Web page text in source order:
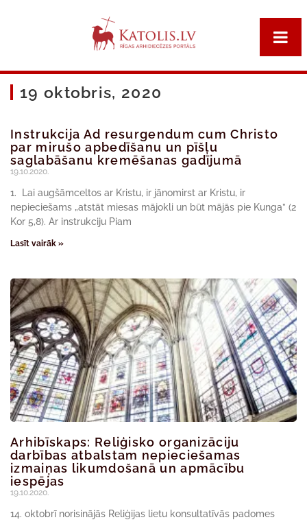
19 oktobris, 2020
Instrukcija Ad resurgendum cum Christo
par mirušo apbedīšanu un pīšļu
saglabāšanu kremēšanas gadījumā
19.10.2020.
1. Lai augšāmceltos ar Kristu, ir jānomirst ar Kristu, ir
nepieciešams „atstāt miesas mājokli un būt mājās pie Kunga” (2
Kor 5,8). Ar instrukciju Piam
Lasīt vairāk »
Arhibīskaps: Reliģisko organizāciju
darbības atbalstam nepieciešamas
izmaiņas likumdošanā un apmācību
iespējas
19.10.2020.
14. oktobrī norisinājās Reliģijas lietu konsultatīvās padomes